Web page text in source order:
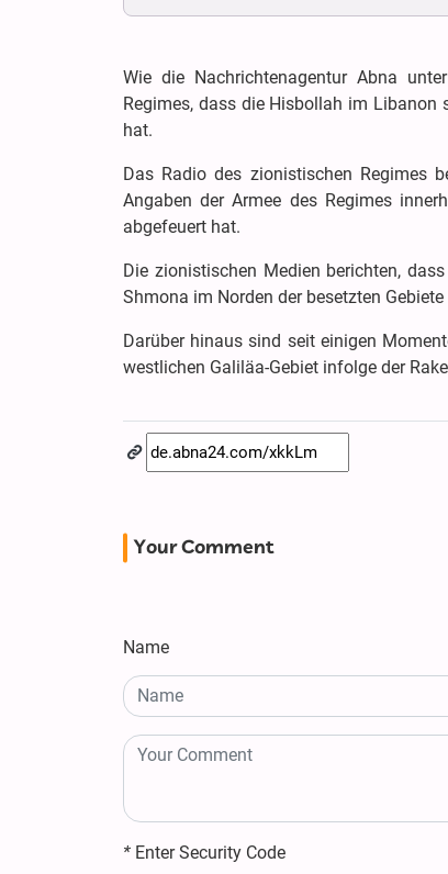
Wie die Nachrichtenagentur Abna
Regimes, dass die Hisbollah im Libanon
hat.
Das Radio des zionistischen Regimes
Angaben der Armee des Regimes
abgefeuert hat.
Die zionistischen Medien berichten,
Shmona im Norden der besetzten
Darüber hinaus sind seit einigen
westlichen Galiläa-Gebiet infolge der
Your Comment
Name
* Enter Security Code